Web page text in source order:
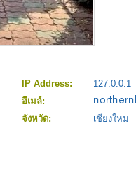
IP Address:
127.0.0.1
อีเมล์:
จังหวัด:
เชียงใหม่